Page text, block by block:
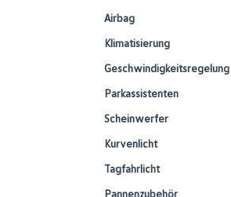
Airbag
Klimatisierung
Geschwindigkeitsregelung
Parkassistenten
Scheinwerfer
Kurvenlicht
Tagfahrlicht
Pannenzubehör